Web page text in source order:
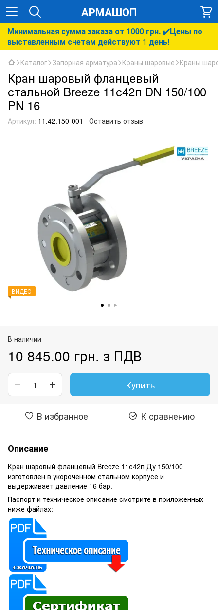
АРМАШОП
Минимальная сумма заказа от 1000 грн. ✔️Цены по
выставленным счетам действуют 1 день!
Каталог Запорная арматура Краны шаровые Краны
Кран шаровый фланцевый
стальной Breeze 11с42п DN 150/100
PN 16
Артикул: 11.42.150-001 Оставить отзыв
ВИДЕО
В наличии
10 845.00 грн. з ПДВ
Купить
В избранное К сравнению
Описание
Кран шаровый фланцевый Breeze 11с42п Ду 150/100
изготовлен в укороченном стальном корпусе и
выдерживает давление 16 бар.
Паспорт и техническое описание смотрите в приложенных
ниже файлах: